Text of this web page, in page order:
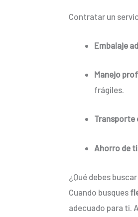
Contratar un
Embalaje
Manejo
frágiles.
Transporte
Ahorro de
¿Qué debes
Cuando busques
adecuado para ti.